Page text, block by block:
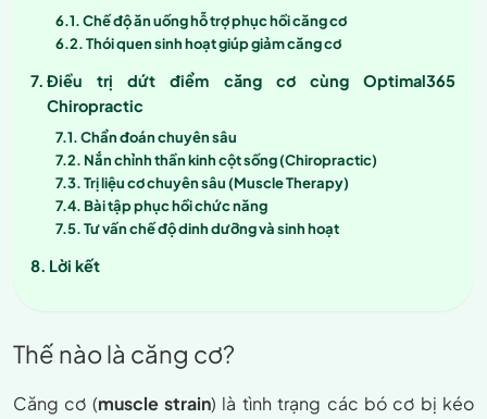
Chế độ ăn uống hỗ trợ phục hồi căng cơ
Thói quen sinh hoạt giúp giảm căng cơ
Điều trị dứt điểm căng cơ cùng Optimal365
Chiropractic
Chẩn đoán chuyên sâu
Nắn chỉnh thần kinh cột sống (Chiropractic)
Trị liệu cơ chuyên sâu (Muscle Therapy)
Bài tập phục hồi chức năng
Tư vấn chế độ dinh dưỡng và sinh hoạt
Lời kết
Thế nào là căng cơ?
Căng cơ (muscle strain) là tình trạng các bó cơ bị kéo